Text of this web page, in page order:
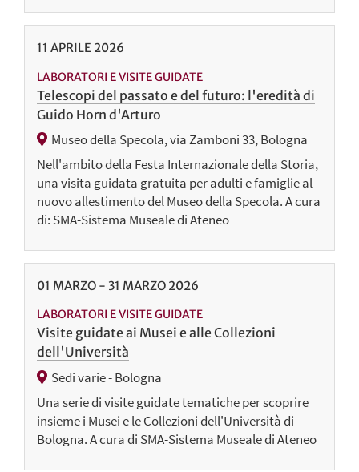
11 APRILE 2026
LABORATORI E VISITE GUIDATE
Telescopi del passato e del futuro: l'eredità di
Guido Horn d'Arturo
Museo della Specola, via Zamboni 33, Bologna
Nell'ambito della Festa Internazionale della Storia,
una visita guidata gratuita per adulti e famiglie al
nuovo allestimento del Museo della Specola. A cura
di: SMA-Sistema Museale di Ateneo
01 MARZO - 31 MARZO 2026
LABORATORI E VISITE GUIDATE
Visite guidate ai Musei e alle Collezioni
dell'Università
Sedi varie - Bologna
Una serie di visite guidate tematiche per scoprire
insieme i Musei e le Collezioni dell'Università di
Bologna. A cura di SMA-Sistema Museale di Ateneo